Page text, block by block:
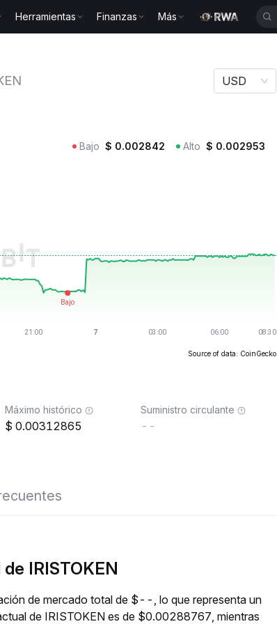
Herramientas Finanzas Más
USD
Bajo $ 0.002842 Alto $ 0.002953
Source of data: CoinGecko
Máximo histórico
0.00312865
Suministro circulante
--
IRISTOKEN
de mercado total de $--, lo que representa un
de IRISTOKEN es de $0.00288767, mientras